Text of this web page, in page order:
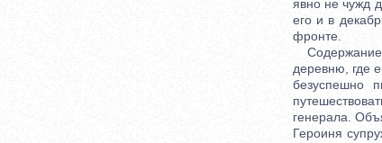
явно не чужд
его и в
фронте.
Содержание
деревню, где
безуспешно
генерала.
Героиня